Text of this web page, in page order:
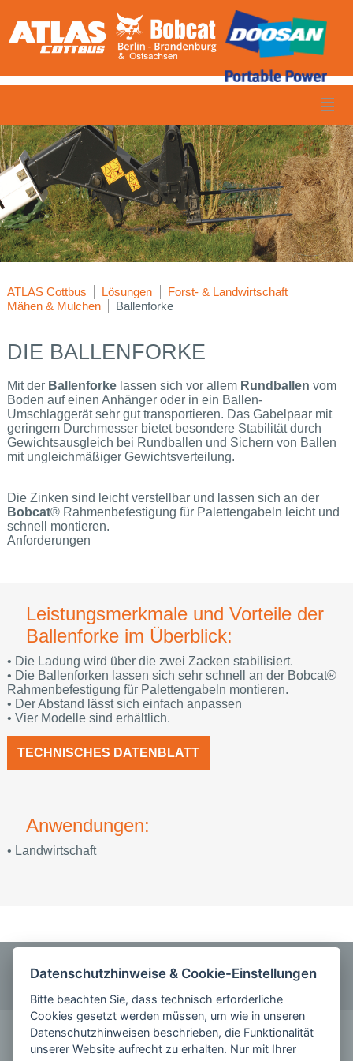
ATLAS Cottbus Lösungen
Forst- & Landwirtschaft
Mähen & Mulchen
Ballenforke
DIE BALLENFORKE
Mit der Ballenforkelassen sich vor allem Rundballen vom
Boden auf einen Anhänger oder in ein Ballen-
Umschlaggerät sehr gut transportieren. Das Gabelpaar mit
geringem Durchmesser bietet besondere Stabilität durch
Gewichtsausgleich bei Rundballen und Sichern von Ballen
mit ungleichmäßiger Gewichtsverteilung.
Die Zinken sind leicht verstellbar und lassen sich an der
Bobcat® Rahmenbefestigung für Palettengabeln leicht und
schnell montieren.
Anforderungen
Leistungsmerkmale und Vorteile der
Ballenforke im Überblick:
• Die Ladung wird über die zwei Zacken stabilisiert.
• Die Ballenforken lassen sich sehr schnell an der Bobcat®
Rahmenbefestigung für Palettengabeln montieren.
• Der Abstand lässt sich einfach anpassen
• Vier Modelle sind erhältlich.
TECHNISCHES DATENBLATT
Anwendungen:
• Landwirtschaft
KONTAKT
schreiben Sie uns
Datenschutzhinweise & Cookie-Einstellungen
Bitte beachten Sie, dass technisch erforderliche
Cookies gesetzt werden müssen, um wie in unseren
Datenschutzhinweisen beschrieben, die Funktionalität
unserer Website aufrecht zu erhalten. Nur mit Ihrer